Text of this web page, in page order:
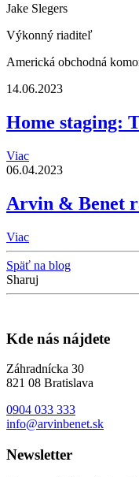
Jake Slegers
Výkonný riaditeľ
Americká obchodná
14.06.2023
Home staging:
Viac
06.04.2023
Arvin & Benet
Viac
Späť na blog
Sharuj
Kde nás nájdete
Záhradnícka 30
821 08 Bratislava
0904 033 333
info@arvinbenet.sk
Newsletter